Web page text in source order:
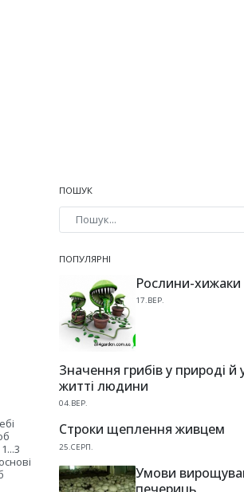
ПОШУК
ПОПУЛЯРНІ
Рослини-хижаки
17.ВЕР.
Значення грибів у природі й
житті людини
04.ВЕР.
Строки щеплення живцем
25.СЕРП.
Умови